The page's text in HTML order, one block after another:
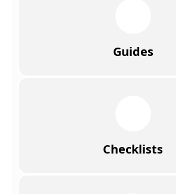
Guides
Checklists